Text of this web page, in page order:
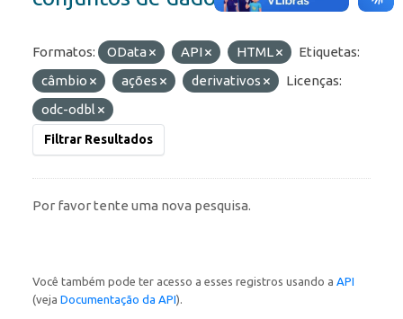
Formatos: OData API HTML
Etiquetas:
câmbio
ações derivativos
Licenças:
odc-odbl
Filtrar Resultados
Por favor tente uma nova pesquisa.
Você também pode ter acesso a esses registros usando a API
(veja Documentação da API).